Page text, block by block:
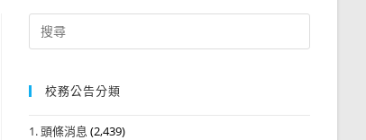
Search
for:
校務公告分類
1. 頭條消息 (2,439)